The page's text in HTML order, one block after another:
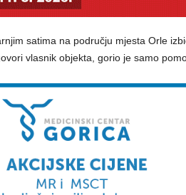
satima na području mjesta Orle
vlasnik objekta, gorio je samo